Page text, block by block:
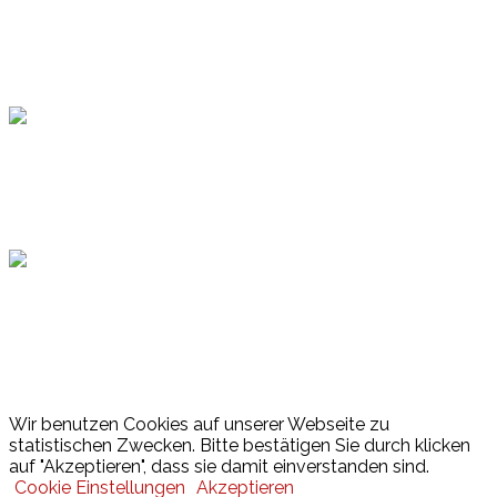
Wir benutzen Cookies auf unserer Webseite zu
statistischen Zwecken. Bitte bestätigen Sie durch klicken
auf "Akzeptieren", dass sie damit einverstanden sind.
Cookie Einstellungen Akzeptieren